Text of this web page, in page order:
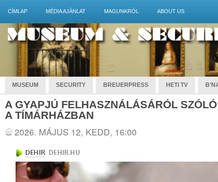
CÍMLAP MÉDIA AJÁNLAT MAGUNKRÓL ABOUT US
MUSEUM SECURITY BREUERPRESS HETI TV
A GYAPJÚ FELHASZNÁLÁSÁRÓL
A TÍMÁRHÁZBAN
2026. MÁJUS 12, KEDD, 16:00